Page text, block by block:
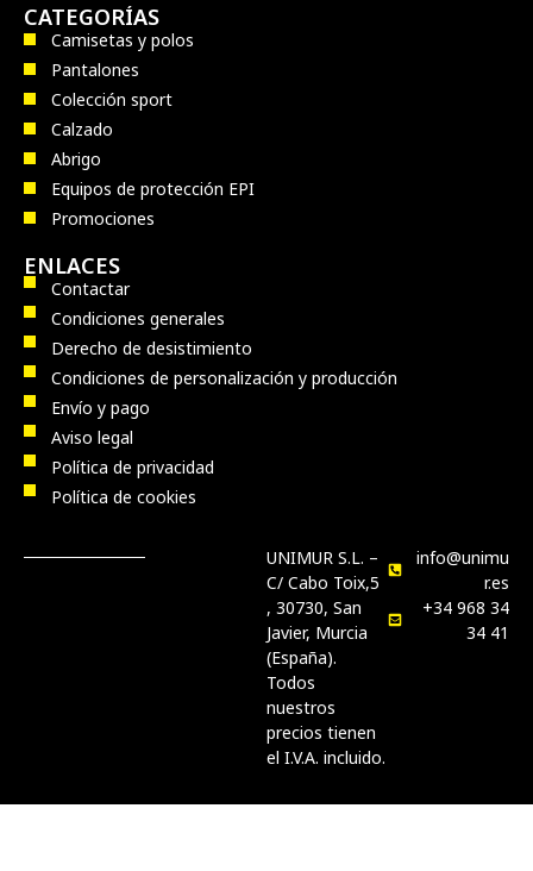
CATEGORÍAS
Camisetas y polos
Pantalones
Colección sport
Calzado
Abrigo
Equipos de protección EPI
Promociones
ENLACES
Contactar
Condiciones generales
Derecho de desistimiento
Condiciones de personalización y producción
Envío y pago
Aviso legal
Política de privacidad
Política de cookies
UNIMUR S.L. –
C/ Cabo Toix,5
, 30730, San
Javier, Murcia
(España).
Todos
nuestros
precios tienen
el I.V.A. incluido.
info@unimu
r.es
+34 968 34
34 41